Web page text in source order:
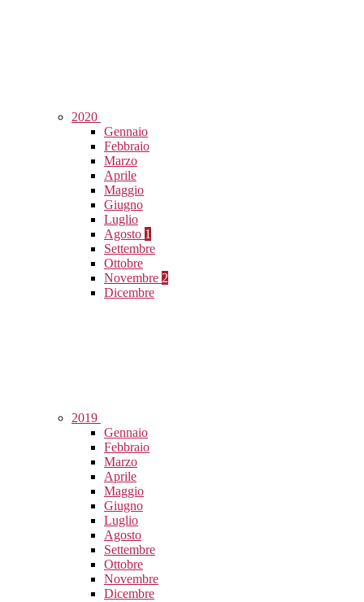
2020
Gennaio
Febbraio
Marzo
Aprile
Maggio
Giugno
Luglio
Agosto 1
Settembre
Ottobre
Novembre 2
Dicembre
2019
Gennaio
Febbraio
Marzo
Aprile
Maggio
Giugno
Luglio
Agosto
Settembre
Ottobre
Novembre
Dicembre